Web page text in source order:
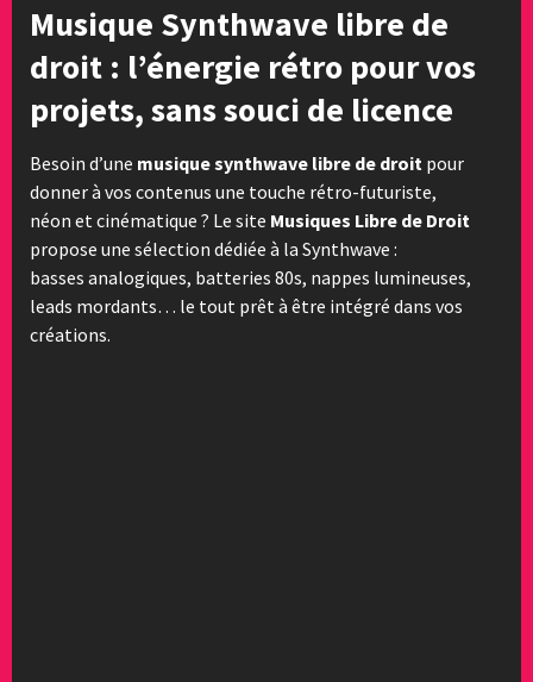
Musique Synthwave libre de
droit : l’énergie rétro pour vos
projets, sans souci de licence
Besoin d’une musique synthwave libre de droit pour
donner à vos contenus une touche rétro-futuriste,
néon et cinématique ? Le site Musiques Libre de Droit
propose une sélection dédiée à la Synthwave :
basses analogiques, batteries 80s, nappes lumineuses,
leads mordants… le tout prêt à être intégré dans vos
créations.